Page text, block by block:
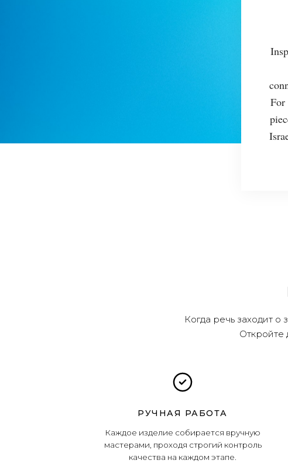
For
Когда речь заходит
Откройте
РУЧНАЯ РАБОТА
Каждое изделие собирается вручную
мастерами, проходя строгий контроль
качества на каждом этапе.